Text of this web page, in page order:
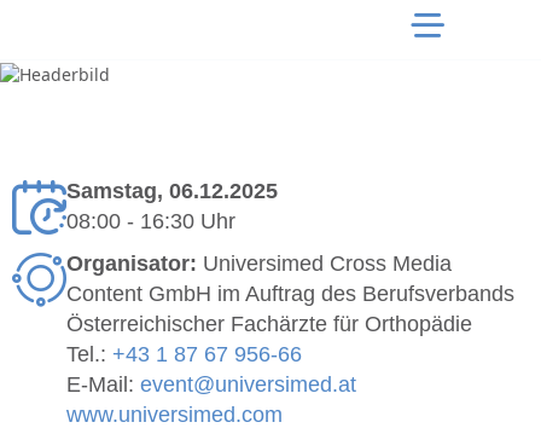
Samstag, 06.12.2025
08:00 - 16:30 Uhr
Organisator: Universimed Cross Media
Content GmbH im Auftrag des Berufsverbands
Österreichischer Fachärzte für Orthopädie
Tel.: +43 1 87 67 956-66
E-Mail: event@universimed.at
www.universimed.com